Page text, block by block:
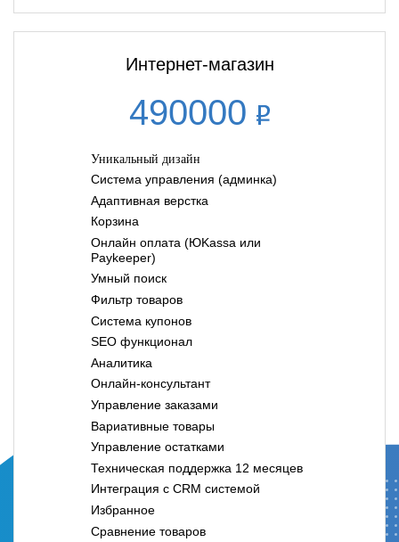
Интернет-магазин
490000
Уникальный дизайн
Система управления (админка)
Адаптивная верстка
Корзина
Онлайн оплата (ЮKassa или
Paykeeper)
Умный поиск
Фильтр товаров
Система купонов
SEO функционал
Аналитика
Онлайн-консультант
Управление заказами
Вариативные товары
Управление остатками
Техническая поддержка 12 месяцев
Интеграция с CRM системой
Избранное
Сравнение товаров